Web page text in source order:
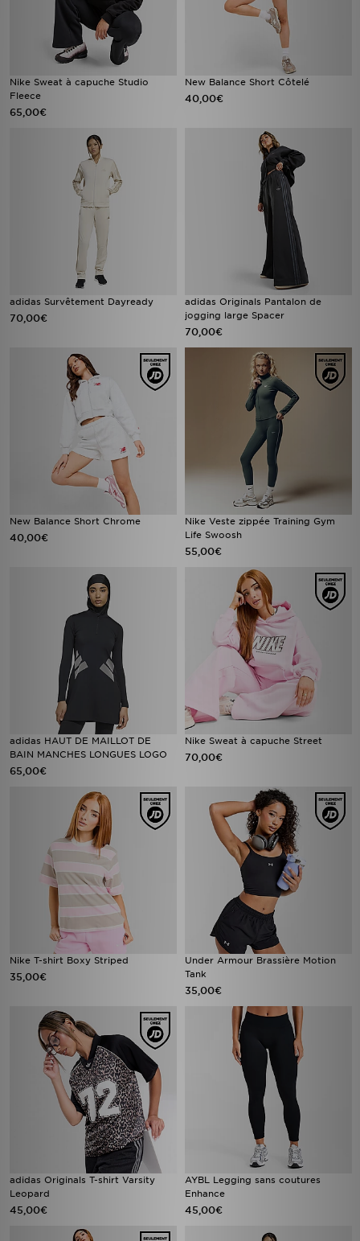
Nike Sweat à capuche Studio
Fleece
65,00€
New Balance Short Côtelé
40,00€
adidas Survêtement Dayready
70,00€
adidas Originals Pantalon de
jogging large Spacer
70,00€
New Balance Short Chrome
40,00€
Nike Veste zippée Training Gym
Life Swoosh
55,00€
adidas HAUT DE MAILLOT DE
BAIN MANCHES LONGUES LOGO
65,00€
Nike Sweat à capuche Street
70,00€
Nike T-shirt Boxy Striped
35,00€
Under Armour Brassière Motion
Tank
35,00€
adidas Originals T-shirt Varsity
Leopard
45,00€
AYBL Legging sans coutures
Enhance
45,00€